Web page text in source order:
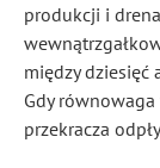
produkcji i
między dziesięć
Gdy
przekracza